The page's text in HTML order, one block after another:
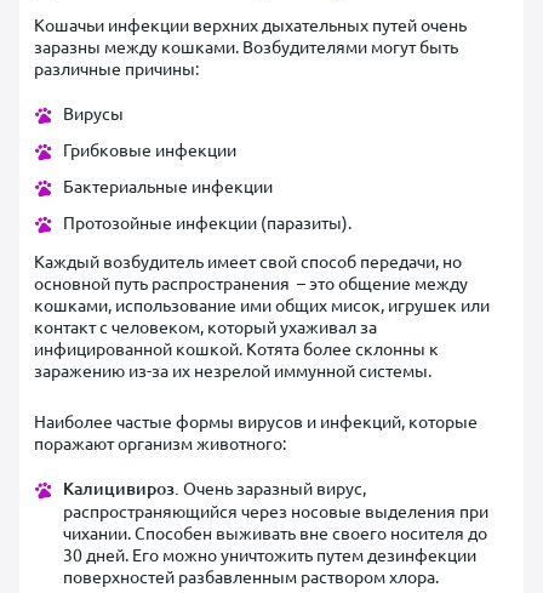
Кошачьи инфекции верхних дыхательных путей очень
заразны между кошками. Возбудителями могут быть
различные причины:
Вирусы
Грибковые инфекции
Бактериальные инфекции
Протозойные инфекции (паразиты).
Каждый возбудитель имеет свой способ передачи, но
основной путь распространения – это общение между
кошками, использование ими общих мисок, игрушек или
контакт с человеком, который ухаживал за
инфицированной кошкой. Котята более склонны к
заражению из-за их незрелой иммунной системы.
Наиболее частые формы вирусов и инфекций, которые
поражают организм животного:
Калицивироз. Очень заразный вирус,
распространяющийся через носовые выделения при
чихании. Способен выживать вне своего носителя до
30 дней. Его можно уничтожить путем дезинфекции
поверхностей разбавленным раствором хлора.